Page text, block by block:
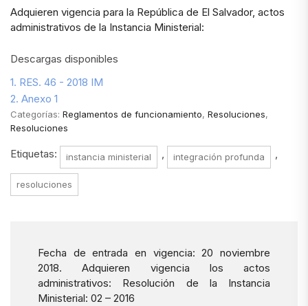
Adquieren vigencia para la República de El Salvador, actos
administrativos de la Instancia Ministerial:
Descargas disponibles
1. RES. 46 - 2018 IM
2. Anexo 1
Categorías: Reglamentos de funcionamiento, Resoluciones,
Resoluciones
Etiquetas: instancia ministerial , integración profunda ,
resoluciones
Fecha de entrada en vigencia: 20 noviembre
2018. Adquieren vigencia los actos
administrativos: Resolución de la Instancia
Ministerial: 02 – 2016